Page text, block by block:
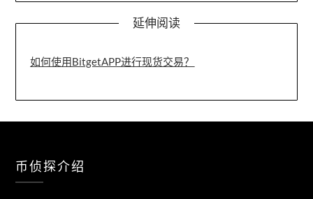
延伸阅读
如何使用BitgetAPP进行现货交易？
币侦探介绍